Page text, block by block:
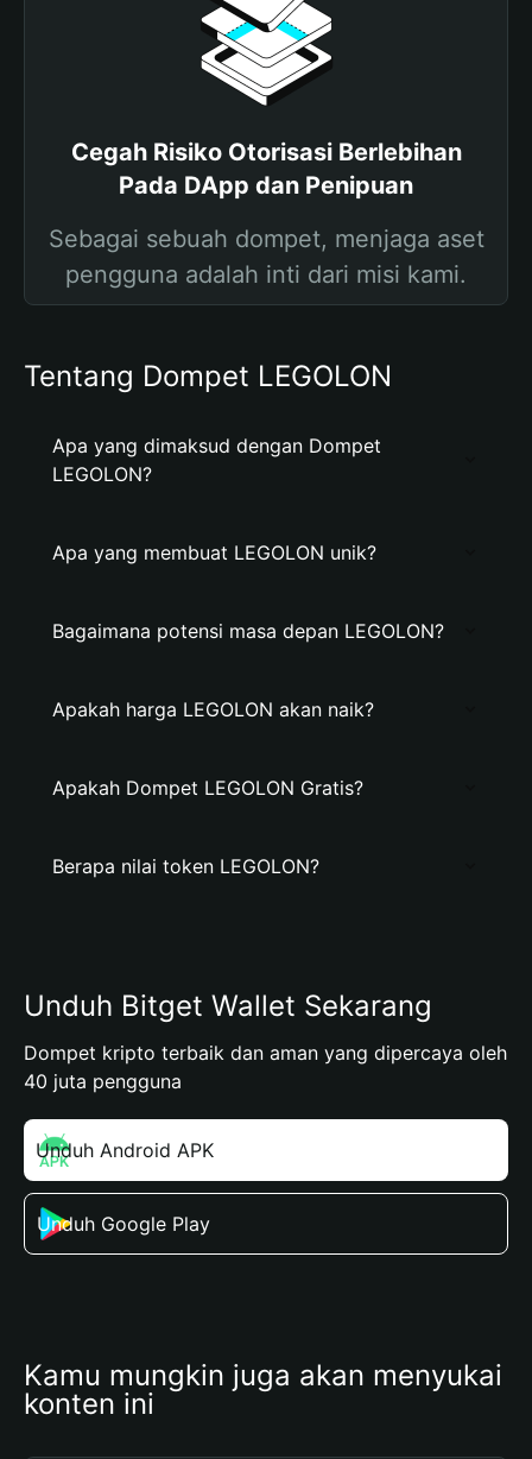
Cegah Risiko Otorisasi Berlebihan
Pada DApp dan Penipuan
Sebagai sebuah dompet, menjaga aset
pengguna adalah inti dari misi kami.
Tentang Dompet LEGOLON
Apa yang dimaksud dengan Dompet
LEGOLON?
Apa yang membuat LEGOLON unik?
Bagaimana potensi masa depan LEGOLON?
Apakah harga LEGOLON akan naik?
Apakah Dompet LEGOLON Gratis?
Berapa nilai token LEGOLON?
Unduh Bitget Wallet Sekarang
Dompet kripto terbaik dan aman yang dipercaya oleh
40 juta pengguna
Unduh Android APK
Unduh Google Play
Kamu mungkin juga akan menyukai
konten ini